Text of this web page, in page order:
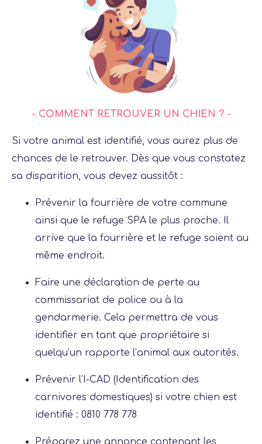
BOUTIQUE
- COMMENT RETROUVER UN CHIEN ? -
Si votre animal est identifié, vous aurez plus de
chances de le retrouver. Dès que vous constatez
sa disparition, vous devez aussitôt :
Prévenir la fourrière de votre commune
ainsi que le refuge SPA le plus proche. Il
arrive que la fourrière et le refuge soient au
même endroit.
Faire une déclaration de perte au
commissariat de police ou à la
gendarmerie. Cela permettra de vous
identifier en tant que propriétaire si
quelqu’un rapporte l’animal aux autorités.
Prévenir l'I-CAD (Identification des
carnivores domestiques) si votre chien est
identifié : 0810 778 778
Préparez une annonce contenant les